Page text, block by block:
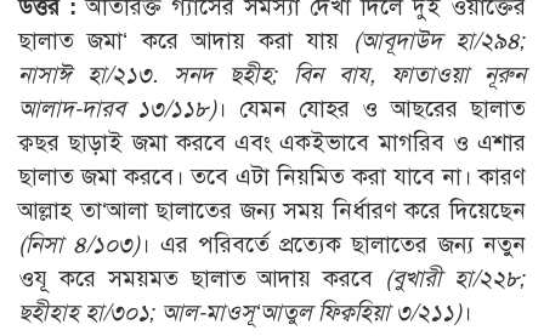
উত্তর :অতিরিক্ত গ্যাসের সমস্যা দেখা দিলে দুই ওয়াক্তের
ছালাত জমা‘ করে আদায় করা যায় (আবূদাউদ হা/২৯৪;
নাসাঈ হা/২১৩. সনদ ছহীহ; বিন বায, ফাতাওয়া নূরুন
আলাদ-দারব ১৩/১১৮)। যেমন যোহর ও আছরের ছালাত
ক্বছর ছাড়াই জমা করবে এবং একইভাবে মাগরিব ও এশার
ছালাত জমা করবে। তবে এটা নিয়মিত করা যাবে না। কারণ
আল্লাহ তা‘আলা ছালাতের জন্য সময় নির্ধারণ করে দিয়েছেন
(নিসা ৪/১০৩)। এর পরিবর্তে প্রত্যেক ছালাতের জন্য নতুন
ওযূ করে সময়মত ছালাত আদায় করবে (বুখারী হা/২২৮;
ছহীহাহ হা/৩০১; আল-মাওসূ‘আতুল ফিক্বহিয়া ৩/২১১)।